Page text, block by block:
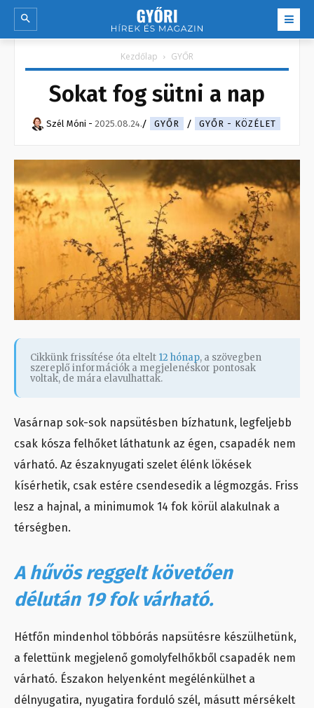
Kezdőlap GYŐR
Sokat fog sütni a nap
Szél Móni - 2025.08.24. GYŐR GYŐR - KÖZÉLET
Cikkünk frissítése óta eltelt 12 hónap, a szövegben
szereplő információk a megjelenéskor pontosak
voltak, de mára elavulhattak.
Vasárnap sok-sok napsütésben bízhatunk, legfeljebb
csak kósza felhőket láthatunk az égen, csapadék nem
várható. Az északnyugati szelet élénk lökések
kísérhetik, csak estére csendesedik a légmozgás. Friss
lesz a hajnal, a minimumok 14 fok körül alakulnak a
térségben.
A hűvös reggelt követően
délután 19 fok várható.
Hétfőn mindenhol többórás napsütésre készülhetünk,
a felettünk megjelenő gomolyfelhőkből csapadék nem
várható. Északon helyenként megélénkülhet a
délnyugatira, nyugatira forduló szél, másutt mérsékelt